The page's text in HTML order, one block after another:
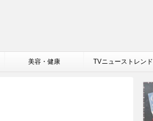
美容・健康 TVニューストレンド